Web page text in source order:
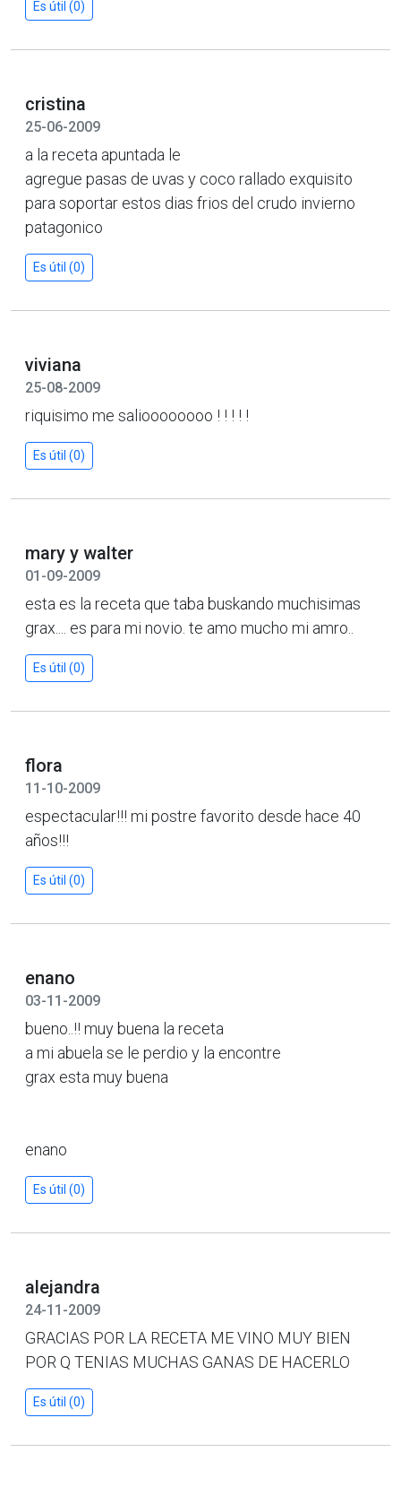
Es útil (0)
cristina
25-06-2009
a la receta apuntada le
agregue pasas de uvas y coco rallado exquisito
para soportar estos dias frios del crudo invierno
patagonico
Es útil (0)
viviana
25-08-2009
riquisimo me salioooooooo ! ! ! ! !
Es útil (0)
mary y walter
01-09-2009
esta es la receta que taba buskando muchisimas
grax.... es para mi novio. te amo mucho mi amro..
Es útil (0)
flora
11-10-2009
espectacular!!! mi postre favorito desde hace 40
años!!!
Es útil (0)
enano
03-11-2009
bueno..!! muy buena la receta
a mi abuela se le perdio y la encontre
grax esta muy buena
enano
Es útil (0)
alejandra
24-11-2009
GRACIAS POR LA RECETA ME VINO MUY BIEN
POR Q TENIAS MUCHAS GANAS DE HACERLO
Es útil (0)